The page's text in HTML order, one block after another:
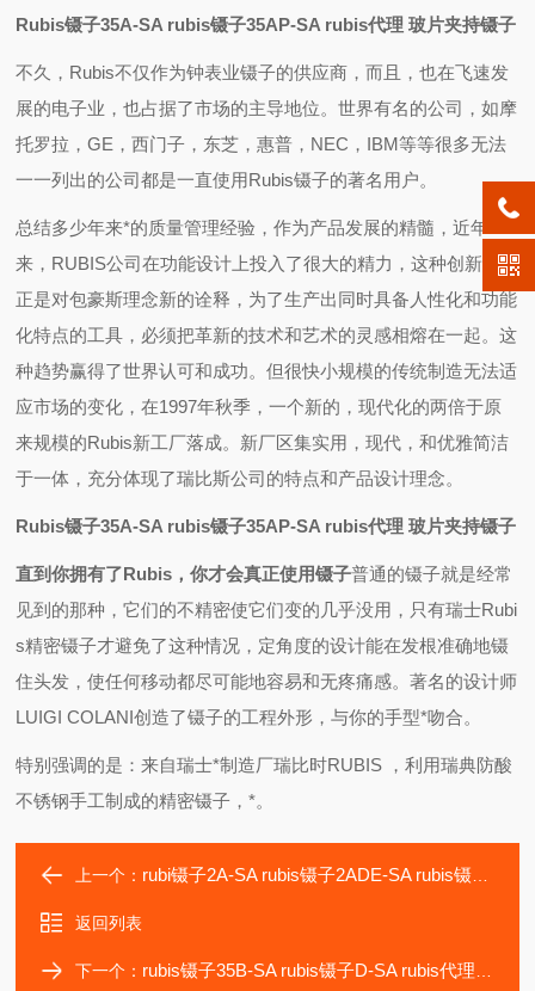
Rubis镊子35A-SA rubis镊子35AP-SA rubis代理 玻片夹持镊子
不久，Rubis不仅作为钟表业镊子的供应商，而且，也在飞速发
展的电子业，也占据了市场的主导地位。世界有名的公司，如摩
托罗拉，GE，西门子，东芝，惠普，NEC，IBM等等很多无法
一一列出的公司都是一直使用Rubis镊子的著名用户。
总结多少年来*的质量管理经验，作为产品发展的精髓，近年
来，RUBIS公司在功能设计上投入了很大的精力，这种创新意识
正是对包豪斯理念新的诠释，为了生产出同时具备人性化和功能
化特点的工具，必须把革新的技术和艺术的灵感相熔在一起。这
种趋势赢得了世界认可和成功。但很快小规模的传统制造无法适
应市场的变化，在1997年秋季，一个新的，现代化的两倍于原
来规模的Rubis新工厂落成。新厂区集实用，现代，和优雅简洁
于一体，充分体现了瑞比斯公司的特点和产品设计理念。
Rubis镊子35A-SA rubis镊子35AP-SA rubis代理 玻片夹持镊子
直到你拥有了Rubis，你才会真正使用镊子普通的镊子就是经常
见到的那种，它们的不精密使它们变的几乎没用，只有瑞士Rubi
s精密镊子才避免了这种情况，定角度的设计能在发根准确地镊
住头发，使任何移动都尽可能地容易和无疼痛感。著名的设计师
LUIGI COLANI创造了镊子的工程外形，与你的手型*吻合。
特别强调的是：来自瑞士*制造厂瑞比时RUBIS ，利用瑞典防酸
不锈钢手工制成的精密镊子，*。
上一个： rubi镊子2A-SA rubis镊子2ADE-SA rubis镊子2AL-SA rubis代理
返回列表
下一个： rubis镊子35B-SA rubis镊子D-SA rubis代理 正品rubis镊子